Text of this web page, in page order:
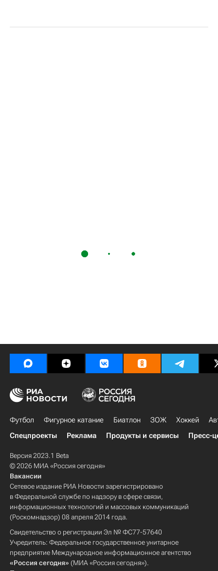
Футбол Фигурное катание Биатлон ЗОЖ Хоккей
Спецпроекты
Реклама Продукты и сервисы Пресс-
Версия 2023.1 Beta
© 2026 МИА «Россия сегодня»
Вакансии
Сетевое издание РИА Новости зарегистрировано
в Федеральной службе по надзору в сфере связи,
информационных технологий и массовых коммуникаций
(Роскомнадзор) 08 апреля 2014 года.
Свидетельство о регистрации Эл № ФС77-57640
Учредитель: Федеральное государственное унитарное
предприятие Международное информационное агентство
«Россия сегодня» (МИА «Россия сегодня»).